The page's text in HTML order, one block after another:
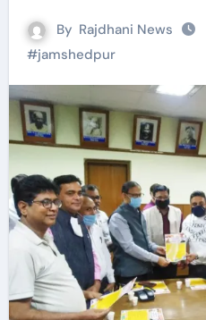
By Rajdhani News
#jamshedpur